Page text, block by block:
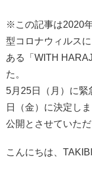
※この記事は2020
型コロナウィルス
ある「WITH
た。
5月25日（月）に緊
日（金）に決定し
公開とさせていただ
こんにちは、